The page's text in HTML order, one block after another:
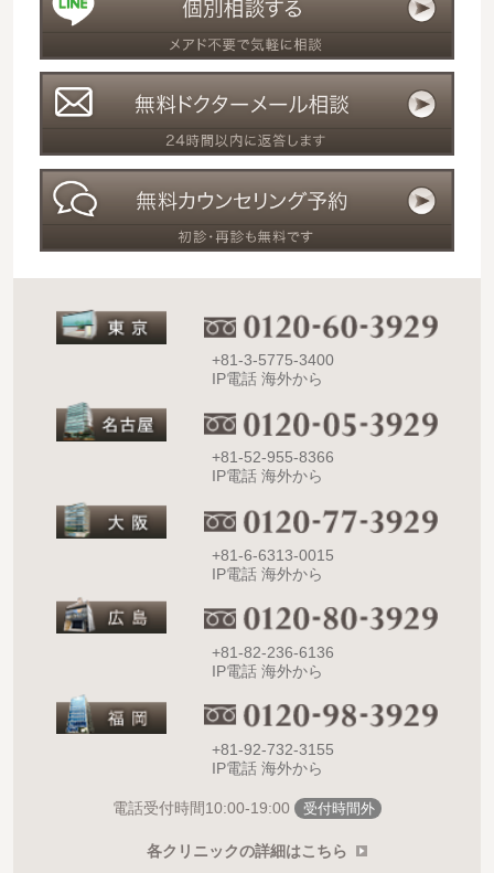
+81-3-5775-3400
IP電話 海外から
+81-52-955-8366
IP電話 海外から
+81-6-6313-0015
IP電話 海外から
+81-82-236-6136
IP電話 海外から
+81-92-732-3155
IP電話 海外から
電話受付時間10:00-19:00 受付時間外
各クリニックの詳細はこちら